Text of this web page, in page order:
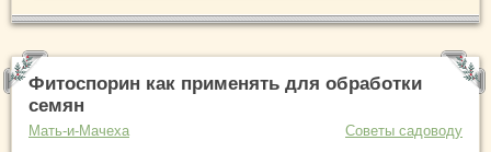
Фитоспорин как применять для обработки
семян
Мать-и-Мачеха Советы садоводу